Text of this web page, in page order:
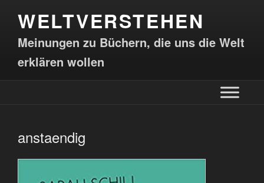
WELTVERSTEHEN
Meinungen zu Büchern, die uns die Welt
erklären wollen
anstaendig